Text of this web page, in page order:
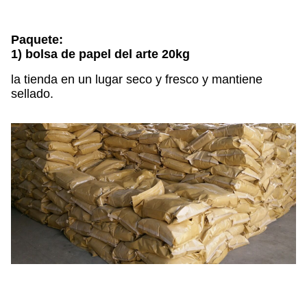
Paquete:
1) bolsa de papel del arte 20kg
la tienda en un lugar seco y fresco y mantiene
sellado.